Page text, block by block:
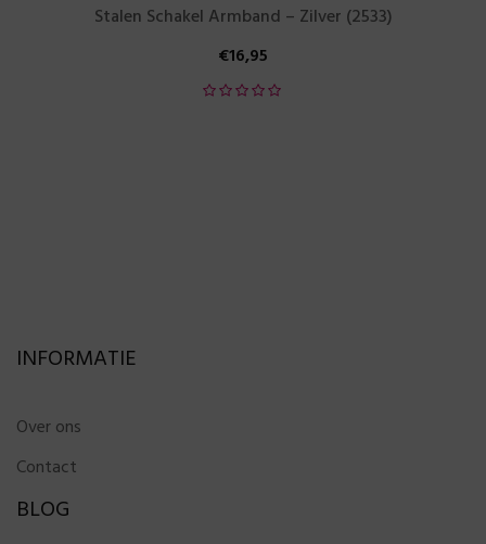
Stalen Schakel Armband – Zilver (2533)
€16,95
INFORMATIE
Over ons
Contact
BLOG